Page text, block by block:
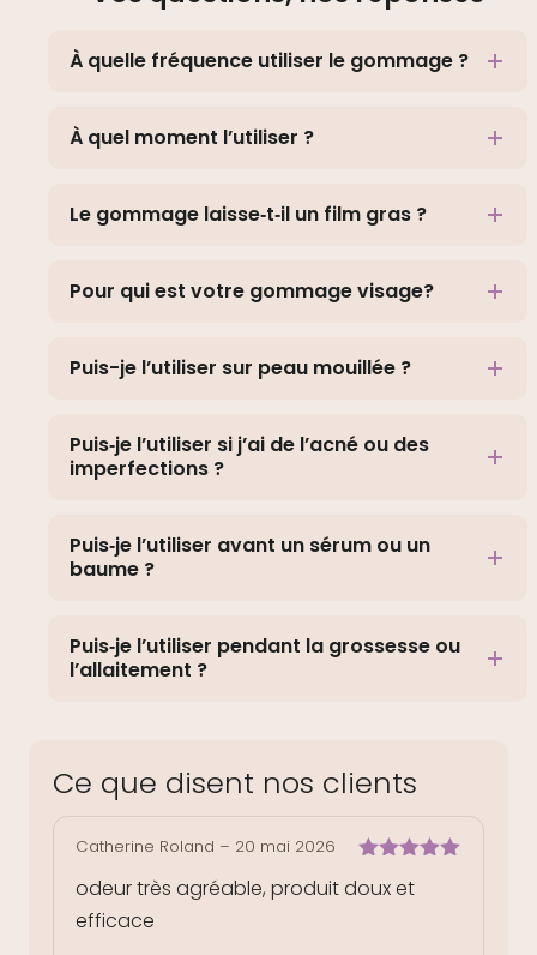
À quelle fréquence utiliser le gommage ?
À quel moment l’utiliser ?
Le gommage laisse‑t‑il un film gras ?
Pour qui est votre gommage visage?
Puis-je l’utiliser sur peau mouillée ?
Puis‑je l’utiliser si j’ai de l’acné ou des
imperfections ?
Puis‑je l’utiliser avant un sérum ou un
baume ?
Puis‑je l’utiliser pendant la grossesse ou
l’allaitement ?
Ce que disent nos clients
5
Catherine Roland – 20 mai 2026
odeur très agréable, produit doux et
efficace